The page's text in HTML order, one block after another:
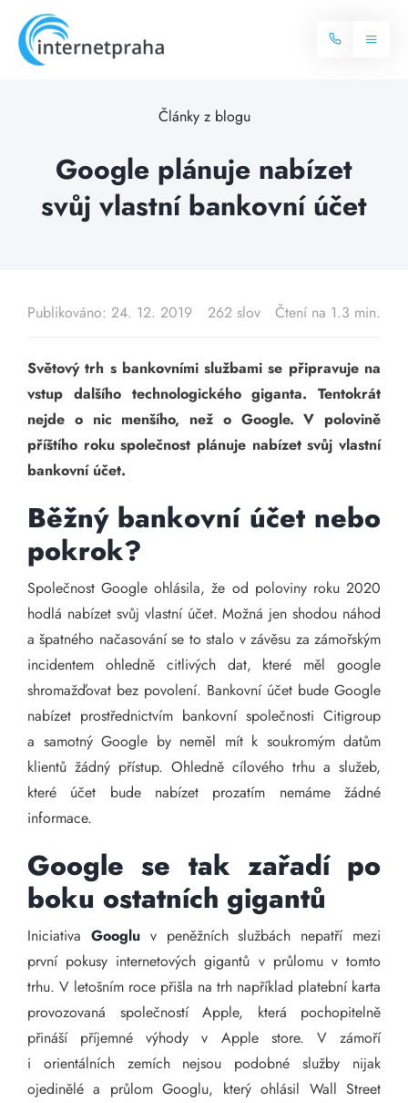
content
Toggle
Internet
Balíčky internetu
Televize
Blog
Kontakt
Články z blogu
Google plánuje nabízet
svůj vlastní bankovní účet
Publikováno: 24. 12. 2019 262 slov Čtení na 1.3 min.
Světový trh s bankovními službami se připravuje na
vstup dalšího technologického giganta. Tentokrát
nejde o nic menšího, než o Google. V polovině
příštího roku společnost plánuje nabízet svůj vlastní
bankovní účet.
Běžný bankovní účet nebo
pokrok?
Společnost Google ohlásila, že od poloviny roku 2020
hodlá nabízet svůj vlastní účet. Možná jen shodou náhod
a špatného načasování se to stalo v závěsu za zámořským
incidentem ohledně citlivých dat, které měl google
shromažďovat bez povolení. Bankovní účet bude Google
nabízet prostřednictvím bankovní společnosti Citigroup
a samotný Google by neměl mít k soukromým datům
klientů žádný přístup. Ohledně cílového trhu a služeb,
které účet bude nabízet prozatím nemáme žádné
informace.
Google se tak zařadí po
boku ostatních gigantů
Iniciativa Googlu v peněžních službách nepatří mezi
první pokusy internetových gigantů v průlomu v tomto
trhu. V letošním roce přišla na trh například platební karta
provozovaná společností Apple, která pochopitelně
přináší příjemné výhody v Apple store. V zámoří
i orientálních zemích nejsou podobné služby nijak
ojedinělé a průlom Googlu, který ohlásil Wall Street